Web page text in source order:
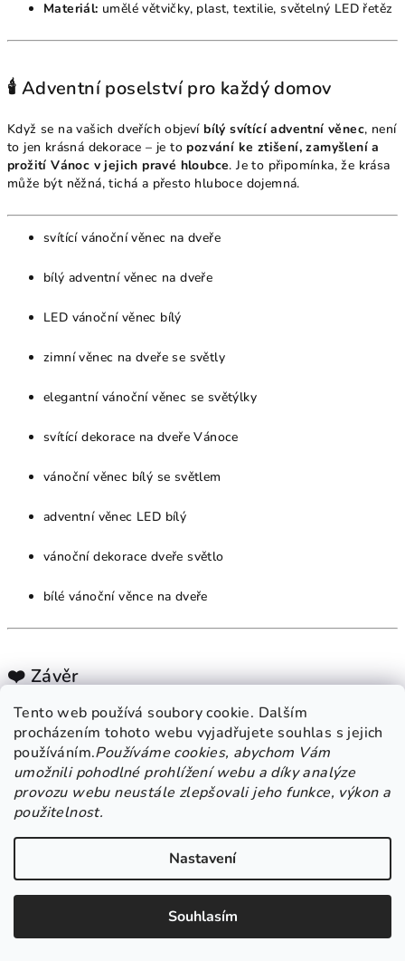
Tento web používá soubory cookie. Dalším
procházením tohoto webu vyjadřujete souhlas s jejich
používáním.Používáme cookies, abychom Vám
umožnili pohodlné prohlížení webu a díky analýze
provozu webu neustále zlepšovali jeho funkce, výkon a
použitelnost.
Nastavení
Souhlasím
Materiál: umělé větvičky, plast, textilie, světelný LED řetěz
🕯️ Adventní poselství pro každý domov
Když se na vašich dveřích objeví bílý svítící adventní věnec, není
to jen krásná dekorace – je to pozvání ke ztišení, zamyšlení a
prožití Vánoc v jejich pravé hloubce. Je to připomínka, že krása
může být něžná, tichá a přesto hluboce dojemná.
svítící vánoční věnec na dveře
bílý adventní věnec na dveře
LED vánoční věnec bílý
zimní věnec na dveře se světly
elegantní vánoční věnec se světýlky
svítící dekorace na dveře Vánoce
vánoční věnec bílý se světlem
adventní věnec LED bílý
vánoční dekorace dveře světlo
bílé vánoční věnce na dveře
❤️ Závěr
Bílý svítící vánoční a adventní věnec na dveřev sobě ukrývá
něco víc než jen světlo – ukrývá klid, emoci a duši Vánoc. Je
ideálním symbolem tiché radosti, slavnostní atmosféry a zimní
pohody. Nechte ho rozsvítit vaše dveře a připomeňte si, že krása
nemusí být hlučná – stačí, když září čistotou a láskou.